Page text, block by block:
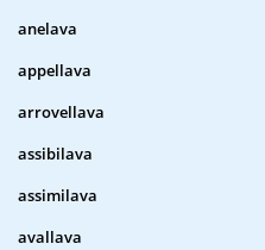
anelava
appellava
arrovellava
assibilava
assimilava
avallava